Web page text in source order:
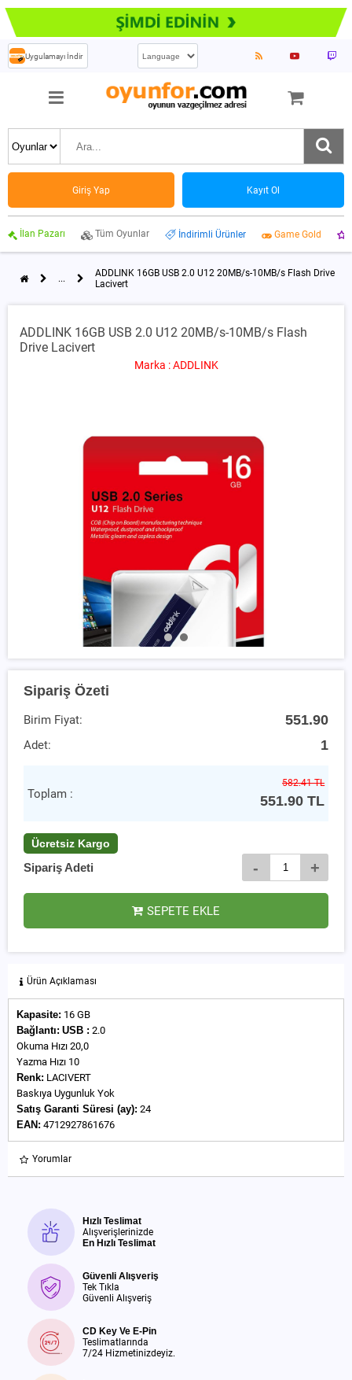
Uygulamayı İndir
Giriş Yap Kayıt Ol
İlan Pazarı Tüm Oyunlar İndirimli Ürünler Game Gold
...
ADDLINK 16GB USB 2.0 U12 20MB/s-10MB/s Flash Drive
Lacivert
ADDLINK 16GB USB 2.0 U12 20MB/s-10MB/s Flash
Drive Lacivert
Marka : ADDLINK
Sipariş Özeti
Birim Fiyat: 551.90
Adet: 1
Toplam :
582.41 TL
551.90 TL
Ücretsiz Kargo
Sipariş Adeti - +
SEPETE EKLE
Ürün Açıklaması
Kapasite: 16 GB
Bağlantı: USB : 2.0
Okuma Hızı 20,0
Yazma Hızı 10
Renk: LACIVERT
Baskıya Uygunluk Yok
Satış Garanti Süresi (ay): 24
EAN: 4712927861676
Yorumlar
Hızlı Teslimat
Alışverişlerinizde
En Hızlı Teslimat
Güvenli Alışveriş
Tek Tıkla
Güvenli Alışveriş
CD Key Ve E-Pin
Teslimatlarında
7/24 Hizmetinizdeyiz.